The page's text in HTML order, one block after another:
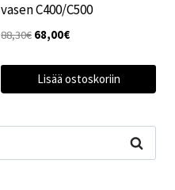
vasen C400/C500
88,30€ Alkuperäinen
68,00€Nykyinen
Lisää ostoskoriin
Haku